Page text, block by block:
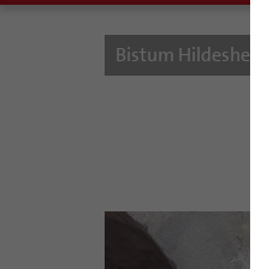
Bistum Hildesheim